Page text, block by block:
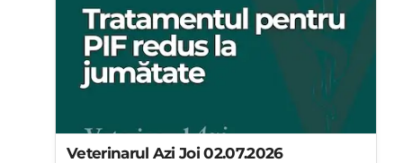
Veterinarul Azi Joi 02.07.2026